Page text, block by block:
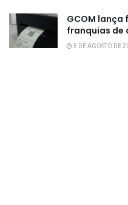
GCOM
franquias de
5 DE AGOSTO DE